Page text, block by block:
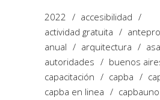
2022
accesibilidad
actividad gratuita
anual
arquitectura
autoridades
buenos
capacitación
capba
capba en linea
capbauno